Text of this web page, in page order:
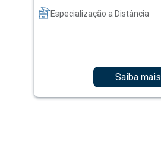
Especialização a Distância
Saiba mais